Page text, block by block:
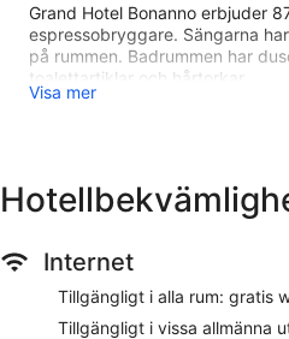
Grand Hotel Bonanno erbjuder
espressobryggare. Sängarna
på rummen. Badrummen har
toalettartiklar och hårtorkar.
Gäster har tillgång till gratis wi-fi.
Fritidsaktiviteterna nedan finns
eller i närheten. Avgifter kan
Grand Hotel Bonanno ligger en
tornet och Piazza del Duomo.
87 rum och ståtar med gratis
samt gratis wi-fi på rummet.
Visa mer
Internet
Tillgängligt i alla rum: gratis
Tillgängligt i vissa allmänna